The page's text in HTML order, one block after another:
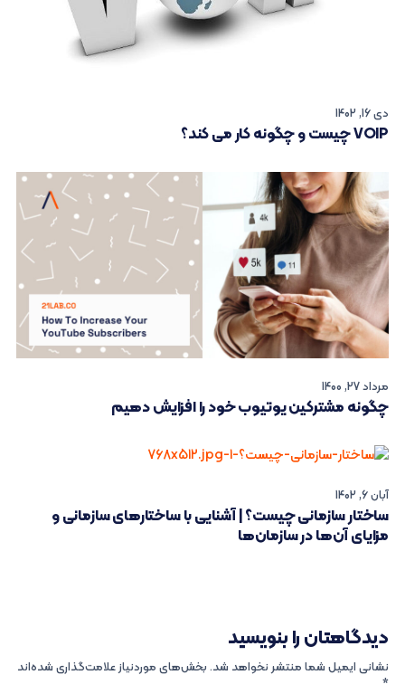
دی 16, 1402
VOIP چیست و چگونه کار می کند؟
مرداد 27, 1400
چگونه مشترکین یوتیوب خود را افزایش دهیم
آبان 6, 1402
ساختار سازمانی چیست؟ | آشنایی با ساختارهای سازمانی و
مزایای آن‌ها در سازمان‌ها
دیدگاهتان را بنویسید
نشانی ایمیل شما منتشر نخواهد شد. بخش‌های موردنیاز علامت‌گذاری شده‌اند
*